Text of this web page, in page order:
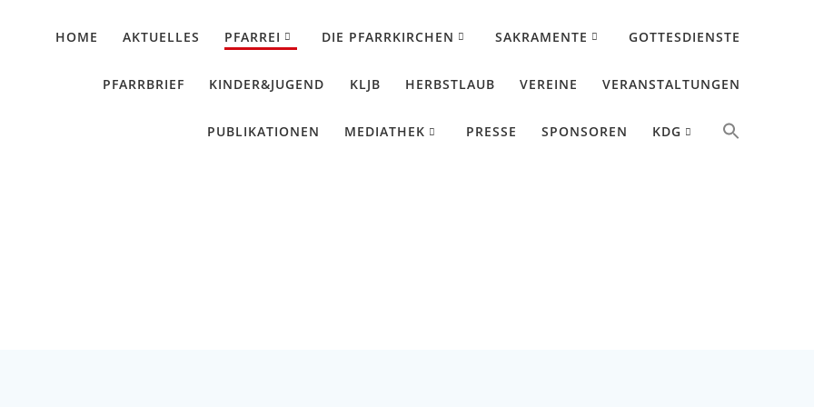
HOME AKTUELLES PFARREI DIE PFARRKIRCHEN SAKRAMENTE GOTTESDIENSTE
PFARRBRIEF KINDER&JUGEND KLJB HERBSTLAUB VEREINE VERANSTALTUNGEN
PUBLIKATIONEN MEDIATHEK PRESSE SPONSOREN KDG